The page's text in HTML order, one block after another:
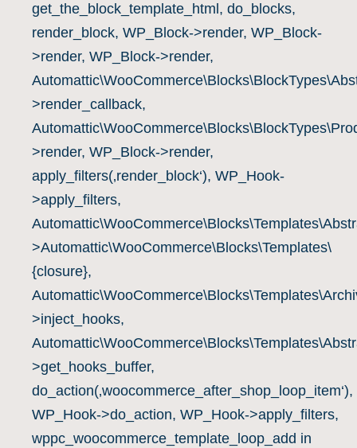
get_the_block_template_html, do_blocks,
render_block, WP_Block->render, WP_Block-
>render, WP_Block->render,
>render_callback,
>render, WP_Block->render,
apply_filters(‚render_block‘), WP_Hook-
>apply_filters,
>Automattic\WooCommerce\Blocks\Templates\
{closure},
>inject_hooks,
>get_hooks_buffer,
do_action(‚woocommerce_after_shop_loop_item‘),
WP_Hook->do_action, WP_Hook->apply_filters,
wppc_woocommerce_template_loop_add in